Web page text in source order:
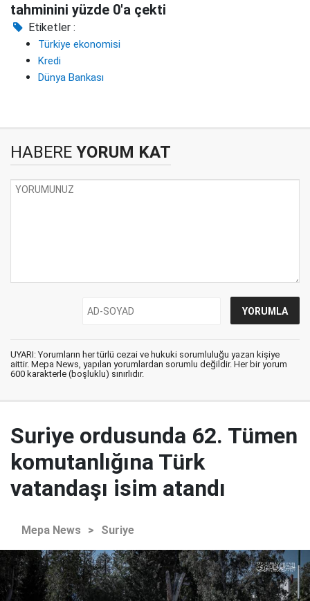
tahminini yüzde 0'a çekti
Etiketler :
Türkiye ekonomisi
Kredi
Dünya Bankası
HABERE YORUM KAT
UYARI: Yorumların her türlü cezai ve hukuki sorumluluğu yazan kişiye
aittir. Mepa News, yapılan yorumlardan sorumlu değildir. Her bir yorum
600 karakterle (boşluklu) sınırlıdır.
Suriye ordusunda 62. Tümen
komutanlığına Türk
vatandaşı isim atandı
Mepa News > Suriye